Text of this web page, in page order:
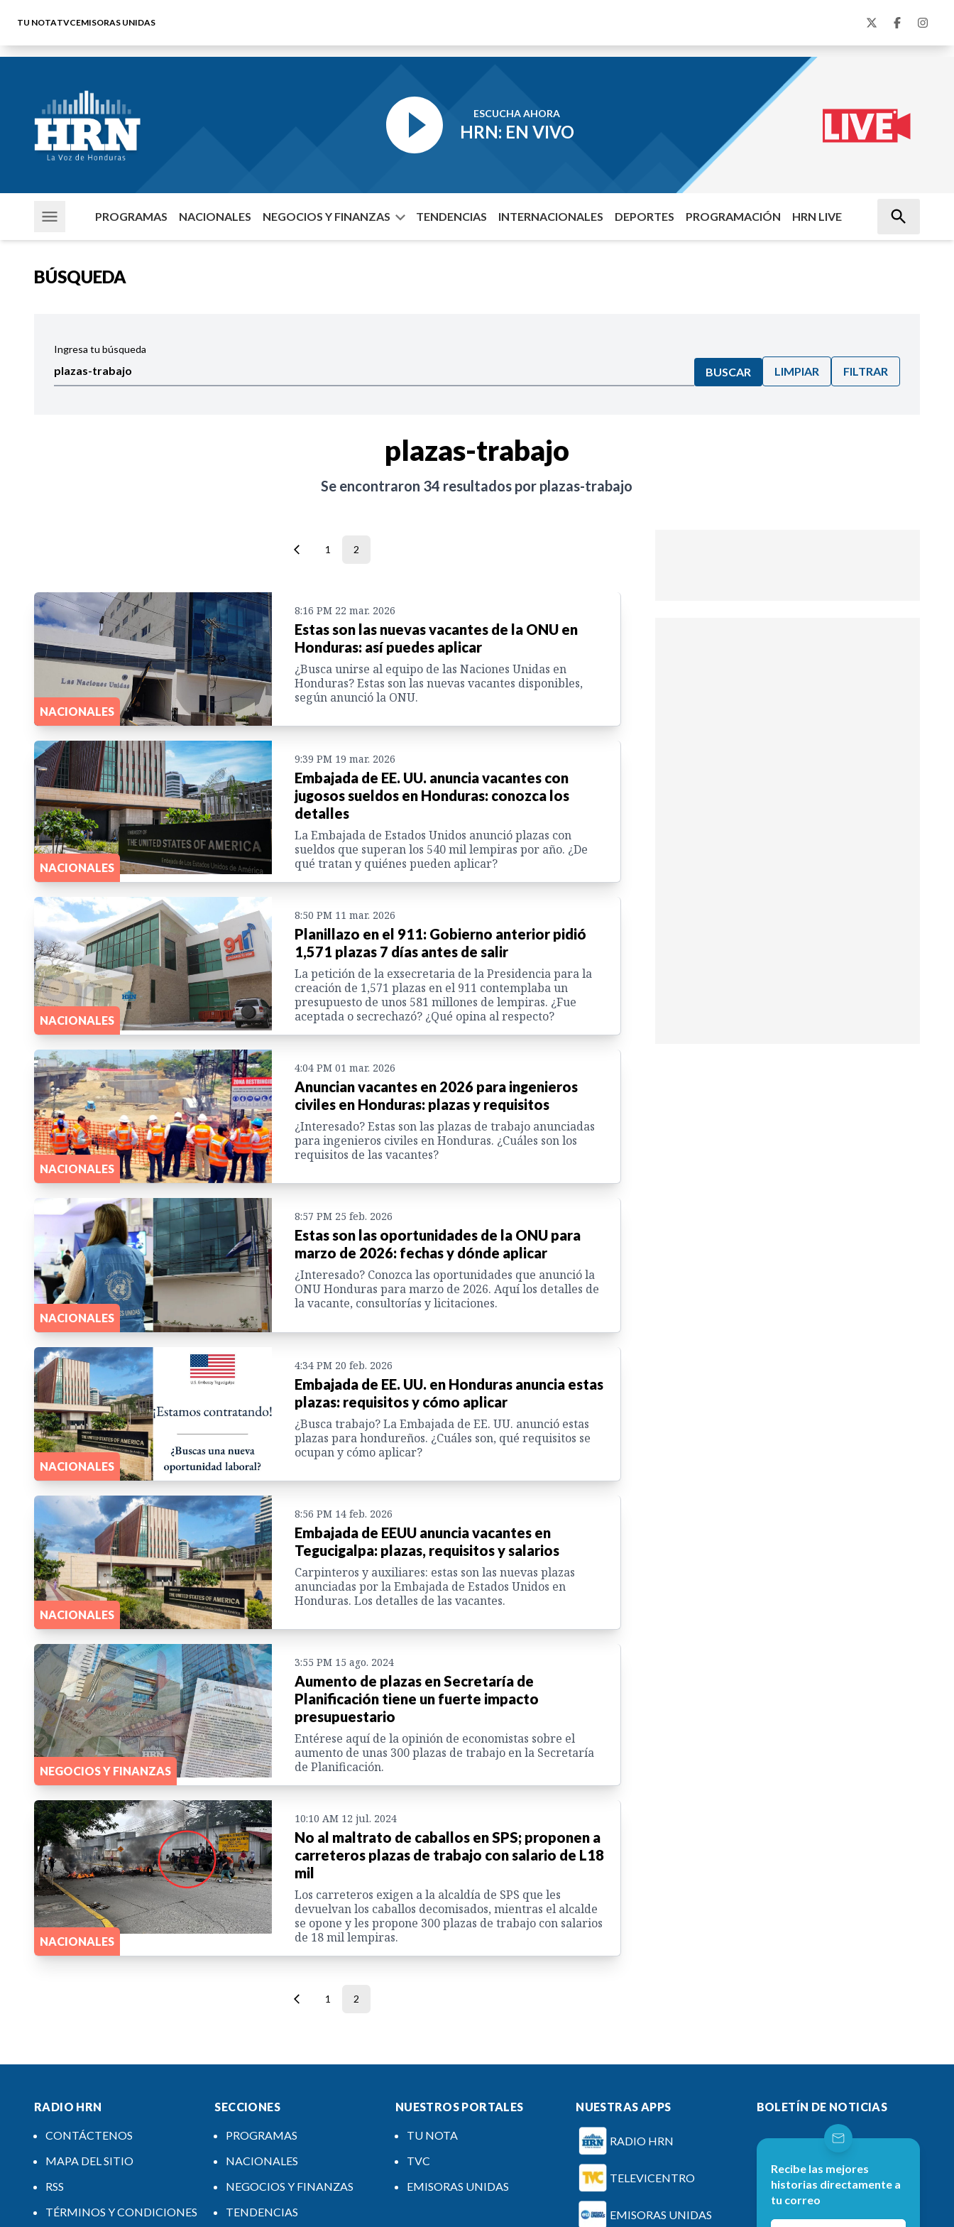
TU NOTATVCEMISORAS UNIDAS
ESCUCHA AHORA
HRN: EN VIVO
PROGRAMAS NACIONALES NEGOCIOS Y FINANZAS TENDENCIAS INTERNACIONALES DEPORTES PROGRAMACIÓN HRN LIVE
BÚSQUEDA
Ingresa tu búsqueda
BUSCAR LIMPIAR FILTRAR
plazas-trabajo
Se encontraron 34 resultados por plazas-trabajo
1 2
NACIONALES
8:16 PM 22 mar. 2026
Estas son las nuevas vacantes de la ONU en
Honduras: así puedes aplicar
¿Busca unirse al equipo de las Naciones Unidas en
Honduras? Estas son las nuevas vacantes disponibles,
según anunció la ONU.
NACIONALES
9:39 PM 19 mar. 2026
Embajada de EE. UU. anuncia vacantes con
jugosos sueldos en Honduras: conozca los
detalles
La Embajada de Estados Unidos anunció plazas con
sueldos que superan los 540 mil lempiras por año. ¿De
qué tratan y quiénes pueden aplicar?
NACIONALES
8:50 PM 11 mar. 2026
Planillazo en el 911: Gobierno anterior pidió
1,571 plazas 7 días antes de salir
La petición de la exsecretaria de la Presidencia para la
creación de 1,571 plazas en el 911 contemplaba un
presupuesto de unos 581 millones de lempiras. ¿Fue
aceptada o secrechazó? ¿Qué opina al respecto?
NACIONALES
4:04 PM 01 mar. 2026
Anuncian vacantes en 2026 para ingenieros
civiles en Honduras: plazas y requisitos
¿Interesado? Estas son las plazas de trabajo anunciadas
para ingenieros civiles en Honduras. ¿Cuáles son los
requisitos de las vacantes?
NACIONALES
8:57 PM 25 feb. 2026
Estas son las oportunidades de la ONU para
marzo de 2026: fechas y dónde aplicar
¿Interesado? Conozca las oportunidades que anunció la
ONU Honduras para marzo de 2026. Aquí los detalles de
la vacante, consultorías y licitaciones.
NACIONALES
4:34 PM 20 feb. 2026
Embajada de EE. UU. en Honduras anuncia estas
plazas: requisitos y cómo aplicar
¿Busca trabajo? La Embajada de EE. UU. anunció estas
plazas para hondureños. ¿Cuáles son, qué requisitos se
ocupan y cómo aplicar?
NACIONALES
8:56 PM 14 feb. 2026
Embajada de EEUU anuncia vacantes en
Tegucigalpa: plazas, requisitos y salarios
Carpinteros y auxiliares: estas son las nuevas plazas
anunciadas por la Embajada de Estados Unidos en
Honduras. Los detalles de las vacantes.
NEGOCIOS Y FINANZAS
3:55 PM 15 ago. 2024
Aumento de plazas en Secretaría de
Planificación tiene un fuerte impacto
presupuestario
Entérese aquí de la opinión de economistas sobre el
aumento de unas 300 plazas de trabajo en la Secretaría
de Planificación.
NACIONALES
10:10 AM 12 jul. 2024
No al maltrato de caballos en SPS; proponen a
carreteros plazas de trabajo con salario de L18
mil
Los carreteros exigen a la alcaldía de SPS que les
devuelvan los caballos decomisados, mientras el alcalde
se opone y les propone 300 plazas de trabajo con salarios
de 18 mil lempiras.
1 2
RADIO HRN
CONTÁCTENOS
MAPA DEL SITIO
RSS
TÉRMINOS Y CONDICIONES
SECCIONES
PROGRAMAS
NACIONALES
NEGOCIOS Y FINANZAS
TENDENCIAS
NUESTROS PORTALES
TU NOTA
TVC
EMISORAS UNIDAS
NUESTRAS APPS
RADIO HRN
TELEVICENTRO
EMISORAS UNIDAS
BOLETÍN DE NOTICIAS
Recibe las mejores
historias directamente a
tu correo